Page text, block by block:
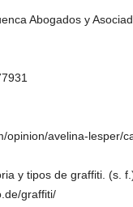
Abogados y
opinion/avelina-lesper/
y tipos de graffiti. (s.
graffiti/